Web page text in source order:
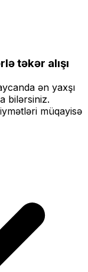
təkər alışı
ən yaxşı
bilərsiniz.
müqayisə